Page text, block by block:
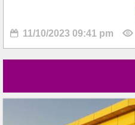
11/10/2023 09:41 pm